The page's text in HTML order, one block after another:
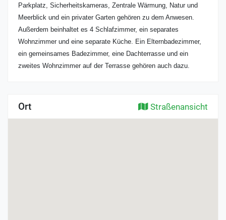
Parkplatz, Sicherheitskameras, Zentrale Wärmung, Natur und
Meerblick und ein privater Garten gehören zu dem Anwesen.
Außerdem beinhaltet es 4 Schlafzimmer, ein separates
Wohnzimmer und eine separate Küche. Ein Elternbadezimmer,
ein gemeinsames Badezimmer, eine Dachterrasse und ein
zweites Wohnzimmer auf der Terrasse gehören auch dazu.
Ort Straßenansicht